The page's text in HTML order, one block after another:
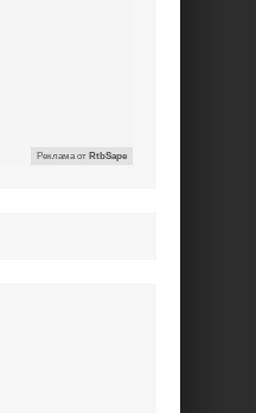
Реклама от RtbSape